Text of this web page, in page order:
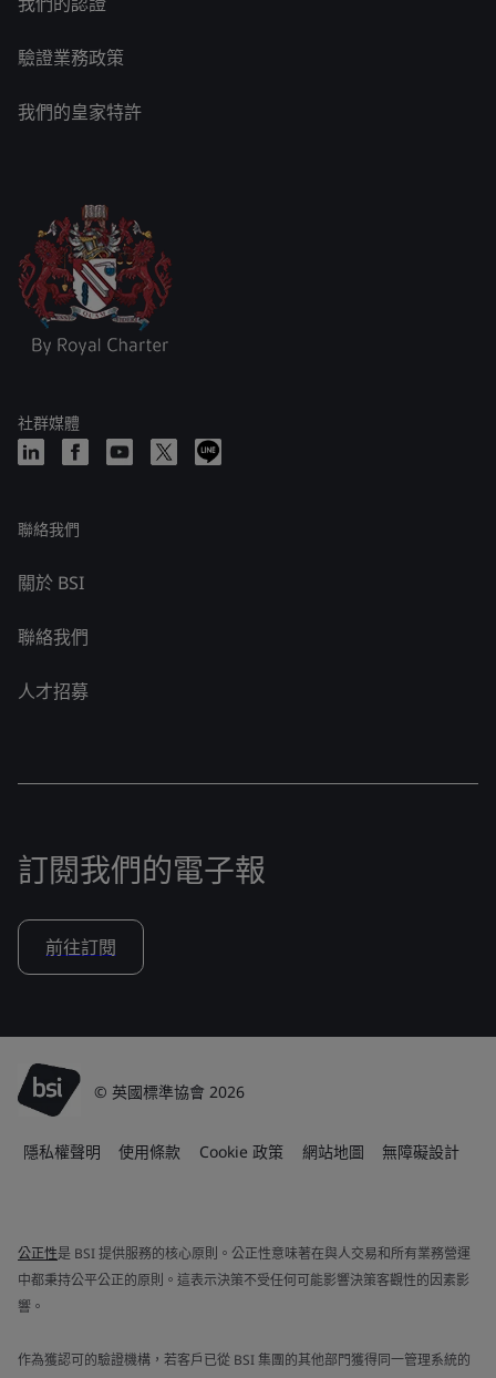
驗證業務政策
我們的皇家特許
社群媒體
聯絡我們
關於 BSI
聯絡我們
人才招募
訂閱我們的電子報
前往訂閱
© 英國標準協會 2026
隱私權聲明 使用條款 Cookie 政策 網站地圖 無障礙設計
公正性是 BSI 提供服務的核心原則。公正性意味著在與人交易和所有業務營運
中都秉持公平公正的原則。這表示決策不受任何可能影響決策客觀性的因素影
響。
作為獲認可的驗證機構，若客戶已從 BSI 集團的其他部門獲得同一管理系統的